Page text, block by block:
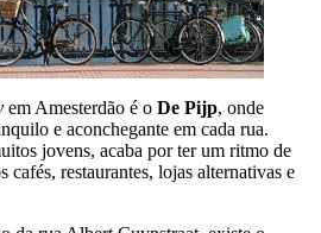
em Amesterdão é o De Pijp, onde
e aconchegante em cada rua.
jovens, acaba por ter um ritmo de
cafés, restaurantes, lojas alternativas e